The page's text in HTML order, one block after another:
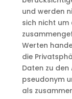
und werden
sich nicht um
Werten
die
Daten zu
pseudonym
als